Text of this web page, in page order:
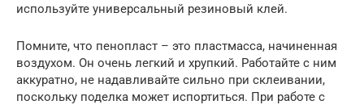
используйте универсальный резиновый клей.
Помните, что пенопласт – это пластмасса, начиненная
воздухом. Он очень легкий и хрупкий. Работайте с ним
аккуратно, не надавливайте сильно при склеивании,
поскольку поделка может испортиться. При работе с